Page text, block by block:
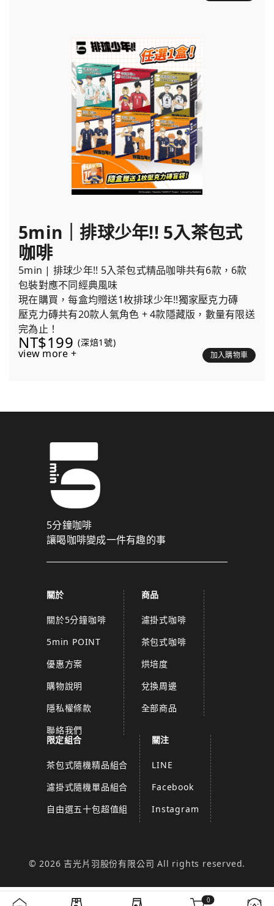
5min｜排球少年!! 5入茶包式
咖啡
5min | 排球少年!! 5入茶包式精品咖啡共有6款，6款
包裝對應不同經典風味
現在購買，每盒均贈送1枚排球少年!!獨家壓克力磚
壓克力磚共有20款人氣角色 + 4款隱藏版，數量有限送
完為止！
NT$199 (深焙1號)
view more + 加入購物車
5分鐘咖啡
讓喝咖啡變成一件有趣的事
關於
關於5分鐘咖啡
5min POINT
優惠方案
購物說明
隱私權條款
聯絡我們
商品
濾掛式咖啡
茶包式咖啡
烘培度
兌換周邊
全部商品
限定組合
茶包式隨機精品組合
濾掛式隨機單品組合
自由選五十包超值組
關注
LINE
Facebook
Instagram
© 2026 吉光片羽股份有限公司 All rights reserved.
0